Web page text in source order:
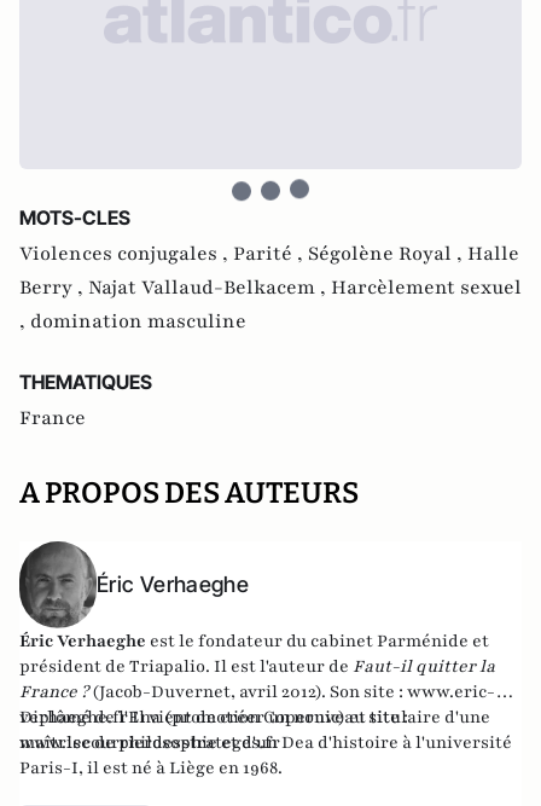
MOTS-CLES
Violences conjugales , Parité , Ségolène Royal , Halle
Berry , Najat Vallaud-Belkacem , Harcèlement sexuel
, domination masculine
THEMATIQUES
France
A PROPOS DES AUTEURS
Éric Verhaeghe
Éric Verhaeghe est le fondateur du cabinet Parménide et
président de Triapalio. Il est l'auteur de Faut-il quitter la
France ?(Jacob-Duvernet, avril 2012). Son site : www.eric-
verhaeghe.frIl vient de créer un nouveau site :
www.lecourrierdesstrateges.fr
Diplômé de l'Ena (promotion Copernic) et titulaire d'une
maîtrise de philosophie et d'un Dea d'histoire à l'université
Paris-I, il est né à Liège en 1968.